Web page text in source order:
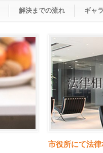
解決までの流れ ギャ
市役所にて法